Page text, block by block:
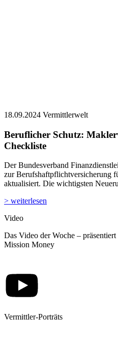
18.09.2024 Vermittlerwelt
Beruflicher Schutz:
Checkliste
Der Bundesverband
zur Berufshaftpflichtversicherung
aktualisiert. Die wichtigsten
> weiterlesen
Video
Das Video der Woche –
Mission Money
Vermittler-Porträts